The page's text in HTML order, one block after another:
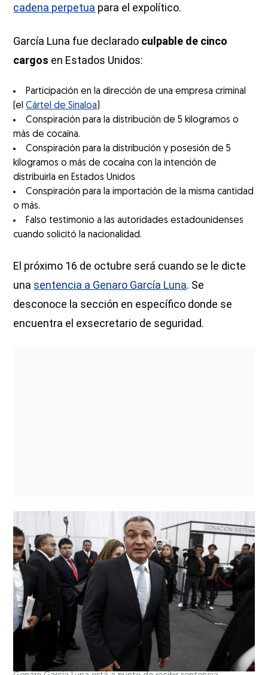
cadena perpetua para el expolítico.
García Luna fue declarado culpable de cinco
cargos en Estados Unidos:
Participación en la dirección de una empresa criminal
(elCártel de Sinaloa
Conspiración para la distribución de 5 kilogramos o
más de cocaína.
Conspiración para la distribución y posesión de 5
kilogramos o más de cocaína con la intención de
distribuirla en Estados Unidos
Conspiración para la importación de la misma cantidad
o más.
Falso testimonio a las autoridades estadounidenses
cuando solicitó la nacionalidad.
El próximo 16 de octubre será cuando se le dicte
una sentencia a Genaro García Luna. Se
desconoce la sección en específico donde se
encuentra el exsecretario de seguridad.